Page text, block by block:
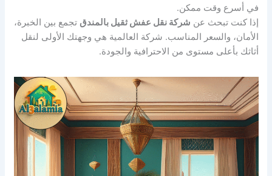
في أسرع وقت ممكن.
إذا كنت تبحث عن شركة نقل عفش ثقيل بالمندق تجمع بين الخبرة،
الأمان، والسعر المناسب. شركة العالمية هي وجهتك الأولى لنقل
أثاثك بأعلى مستوى من الاحترافية والجودة.